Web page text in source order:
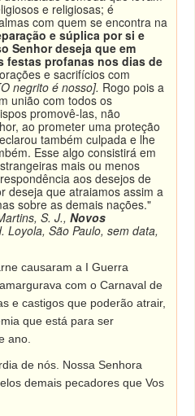
e religiosas; é
com quem se encontra na
e súplica por si e
Senhor deseja que em
festas profanas nos dias de
e sacrifícios com
negrito é nosso]. Rogo pois a
união com todos os
promovê-las, não
ao prometer uma proteção
também culpada e lhe
Esse algo consistirá em
mais ou menos
aos desejos de
deseja que atraiamos assim a
sobre as demais nações."
S. J., Novos
Loyola, São Paulo, sem data,
causaram a I Guerra
com o Carnaval de
e castigos que poderão atrair,
que está para ser
ano.
nós. Nossa Senhora
demais pecadores que Vos